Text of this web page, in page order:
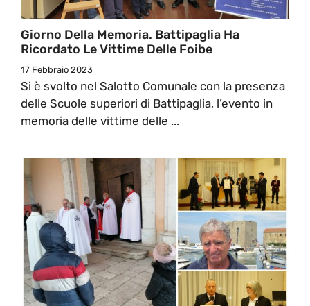
Giorno Della Memoria. Battipaglia Ha
Ricordato Le Vittime Delle Foibe
17 Febbraio 2023
Si è svolto nel Salotto Comunale con la presenza
delle Scuole superiori di Battipaglia, l’evento in
memoria delle vittime delle ...